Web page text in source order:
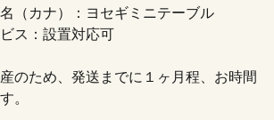
（カナ）：ヨセギミニテーブル
ス：設置対応可
のため、発送までに１ヶ月程、お時間
。